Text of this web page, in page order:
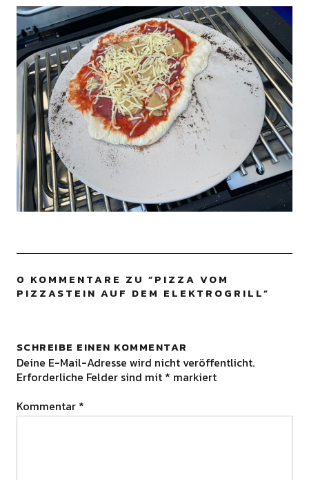
0 KOMMENTARE ZU “PIZZA VOM
PIZZASTEIN AUF DEM ELEKTROGRILL”
SCHREIBE EINEN KOMMENTAR
Deine E-Mail-Adresse wird nicht veröffentlicht.
Erforderliche Felder sind mit * markiert
Kommentar *